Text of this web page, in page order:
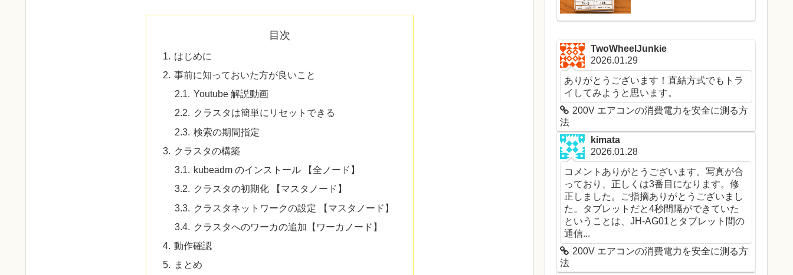
目次
はじめに
事前に知っておいた方が良いこと
Youtube 解説動画
クラスタは簡単にリセットできる
検索の期間指定
クラスタの構築
kubeadm のインストール 【全ノード】
クラスタの初期化 【マスタノード】
クラスタネットワークの設定 【マスタノード】
クラスタへのワーカの追加【ワーカノード】
動作確認
まとめ
TwoWheelJunkie
2026.01.29
ありがとうございます！直結方式でもトラ
イしてみようと思います。
200V エアコンの消費電力を安全に測る方
法
kimata
2026.01.28
コメントありがとうございます。写真が合
っており、正しくは3番目になります。修
正しました。ご指摘ありがとうございまし
た。タブレットだと4秒間隔ができていた
ということは、JH-AG01とタブレット間の
通信...
200V エアコンの消費電力を安全に測る方
法